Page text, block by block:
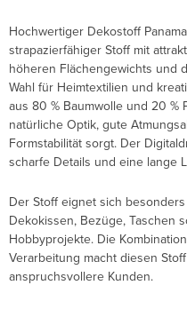
Hochwertiger Dekostoff
strapazierfähiger Stoff mit
höheren Flächengewichts und
Wahl für Heimtextilien und
aus 80 % Baumwolle und 20 %
natürliche Optik, gute
Formstabilität sorgt. Der
scharfe Details und eine lange
Der Stoff eignet sich
Dekokissen, Bezüge, Taschen
Hobbyprojekte. Die
Verarbeitung macht diesen
anspruchsvollere Kunden.